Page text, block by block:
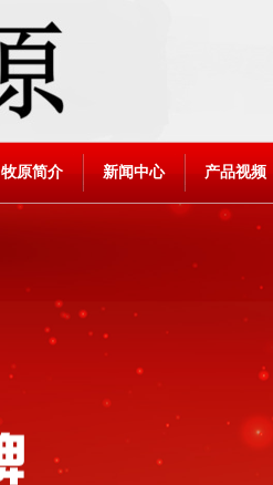
牧原简介 新闻中心 产品视频